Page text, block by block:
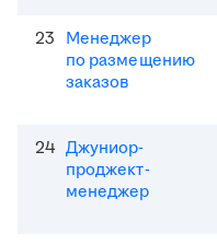
23 Менеджер
по размещению
заказов
24 Джуниор-
проджект-
менеджер